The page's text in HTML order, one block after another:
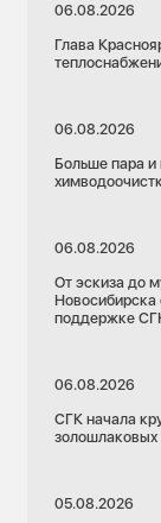
06.08.2026
Глава
06.08.2026
Больше пара
06.08.2026
От эскиза до
Новосибирска
поддержке
06.08.2026
СГК начала
05.08.2026